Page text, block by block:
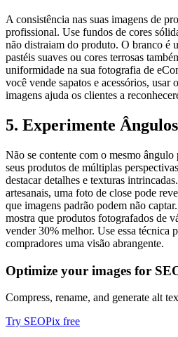
A consistência nas suas imagens de
profissional. Use fundos de cores
não distraiam do produto. O branco é
pastéis suaves ou cores terrosas
uniformidade na sua fotografia de
você vende sapatos e acessórios, usar
imagens ajuda os clientes a
5. Experimente
Não se contente com o mesmo
seus produtos de múltiplas
destacar detalhes e texturas
artesanais, uma foto de close pode
que imagens padrão podem não
mostra que produtos fotografados de
vender 30% melhor. Use essa técnica
compradores uma visão abrangente.
Optimize your images for
Compress, rename, and generate alt
Try SEOPix free